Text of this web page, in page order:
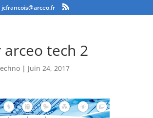
jcfrancois@arceo.fr
tech 2
| Juin 24, 2017